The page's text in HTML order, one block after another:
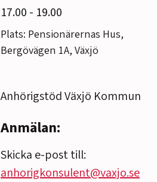
17.00 till
- 19.00
Plats: Pensionärernas Hus,
Bergövägen 1A, Växjö
Anhörigstöd Växjö Kommun
Anmälan:
Skicka e-post till:
anhorigkonsulent@vaxjo.se